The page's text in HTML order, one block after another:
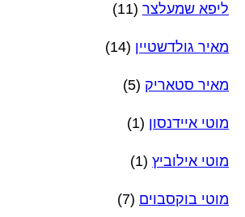
ליפא שמעלצר (11)
מאיר גולדשטיין (14)
מאיר סטאריק (5)
מוטי איידנסון (1)
מוטי אילוביץ (1)
מוטי בוקסבוים (7)